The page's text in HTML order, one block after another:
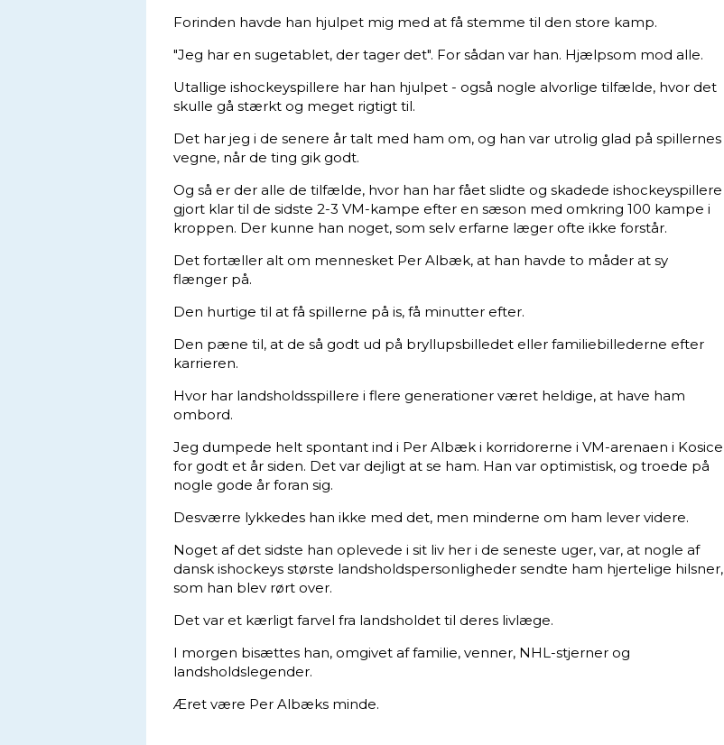
Forinden havde han hjulpet mig med at få stemme til den store kamp.
"Jeg har en sugetablet, der tager det". For sådan var han. Hjælpsom mod alle.
Utallige ishockeyspillere har han hjulpet - også nogle alvorlige tilfælde, hvor det
skulle gå stærkt og meget rigtigt til.
Det har jeg i de senere år talt med ham om, og han var utrolig glad på spillernes
vegne, når de ting gik godt.
Og så er der alle de tilfælde, hvor han har fået slidte og skadede ishockeyspillere
gjort klar til de sidste 2-3 VM-kampe efter en sæson med omkring 100 kampe i
kroppen. Der kunne han noget, som selv erfarne læger ofte ikke forstår.
Det fortæller alt om mennesket Per Albæk, at han havde to måder at sy
flænger på.
Den hurtige til at få spillerne på is, få minutter efter.
Den pæne til, at de så godt ud på bryllupsbilledet eller familiebillederne efter
karrieren.
Hvor har landsholdsspillere i flere generationer været heldige, at have ham
ombord.
Jeg dumpede helt spontant ind i Per Albæk i korridorerne i VM-arenaen i Kosice
for godt et år siden. Det var dejligt at se ham. Han var optimistisk, og troede på
nogle gode år foran sig.
Desværre lykkedes han ikke med det, men minderne om ham lever videre.
Noget af det sidste han oplevede i sit liv her i de seneste uger, var, at nogle af
dansk ishockeys største landsholdspersonligheder sendte ham hjertelige hilsner,
som han blev rørt over.
Det var et kærligt farvel fra landsholdet til deres livlæge.
I morgen bisættes han, omgivet af familie, venner, NHL-stjerner og
landsholdslegender.
Æret være Per Albæks minde.